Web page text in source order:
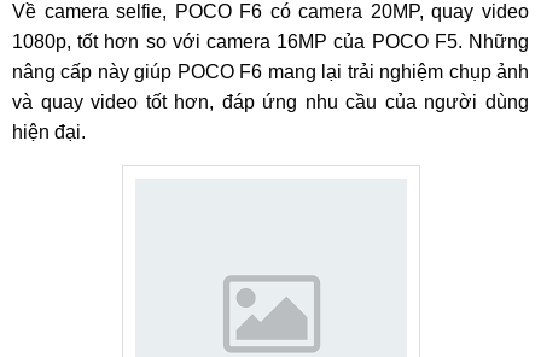
Về camera selfie, POCO F6 có camera 20MP, quay video
1080p, tốt hơn so với camera 16MP của POCO F5. Những
nâng cấp này giúp POCO F6 mang lại trải nghiệm chụp ảnh
và quay video tốt hơn, đáp ứng nhu cầu của người dùng
hiện đại.